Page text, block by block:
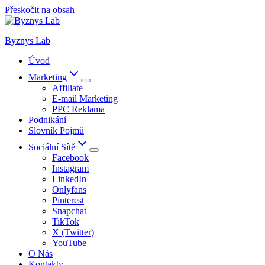
Přeskočit na obsah
Byznys Lab
Úvod
Marketing
Affiliate
E-mail Marketing
PPC Reklama
Podnikání
Slovník Pojmů
Sociální Sítě
Facebook
Instagram
LinkedIn
Onlyfans
Pinterest
Snapchat
TikTok
X (Twitter)
YouTube
O Nás